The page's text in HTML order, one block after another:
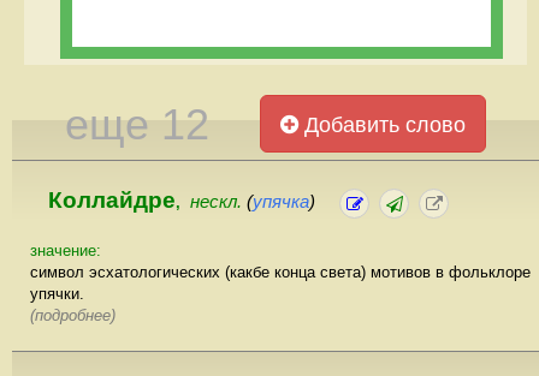
еще 12 Добавить слово
Коллайдре, нескл. (упячка)
значение:
символ эсхатологических (какбе конца света) мотивов в фольклоре
упячки.
(подробнее)